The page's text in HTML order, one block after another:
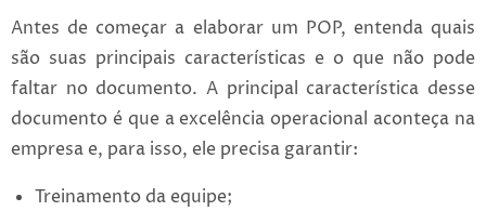
Antes de começar a elaborar um POP, entenda quais
são suas principais características e o que não pode
faltar no documento. A principal característica desse
documento é que a excelência operacional aconteça na
empresa e, para isso, ele precisa garantir:
Treinamento da equipe;